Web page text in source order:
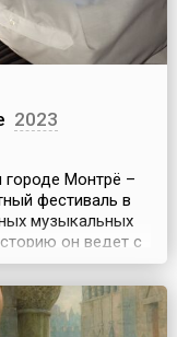
2023
Монтрё –
фестиваль в
музыкальных
он ведет с
чуть более
в конце июня –
руководитель (до